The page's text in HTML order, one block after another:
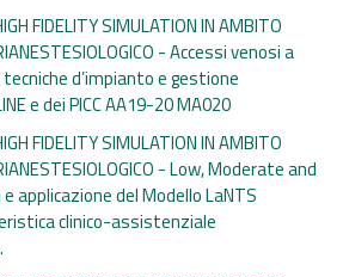
FIDELITY SIMULATION IN AMBITO
- Accessi venosi a
d’impianto e gestione
e dei PICC AA19-20 MA020
FIDELITY SIMULATION IN AMBITO
- Low, Moderate and
applicazione del Modello LaNTS
clinico-assistenziale